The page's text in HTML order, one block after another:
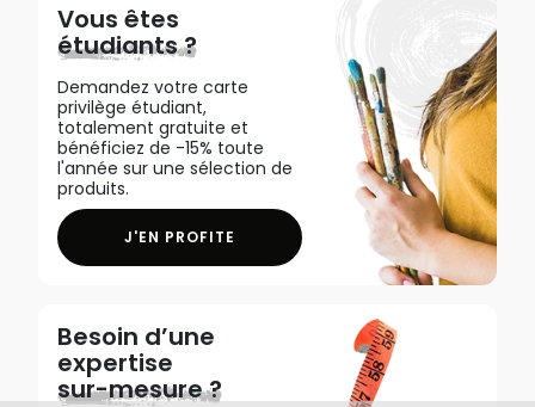
Vous êtes
étudiants ?
Demandez votre carte
privilège étudiant,
totalement gratuite et
bénéficiez de -15% toute
l'année sur une sélection de
produits.
J'EN PROFITE
Besoin d’une
expertise
sur-mesure ?